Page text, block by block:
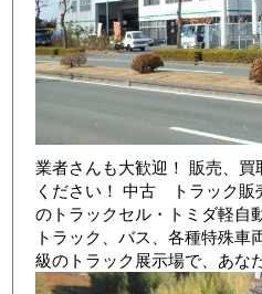
業者さんも大歓迎！ 販売、
ください！ 中古 トラック販
のトラックセル・トミダ軽自
トラック、バス、各種特殊車
級のトラック展示場で、あな
店舗写真3